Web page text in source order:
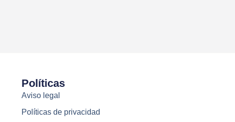
Políticas
Aviso legal
Políticas de privacidad